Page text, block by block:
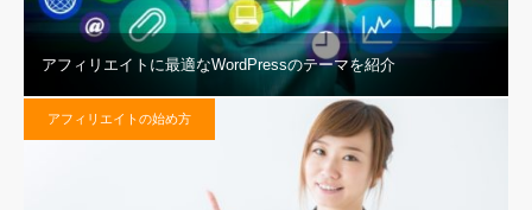
アフィリエイトに最適なWordPressのテーマを紹介
アフィリエイトの始め方